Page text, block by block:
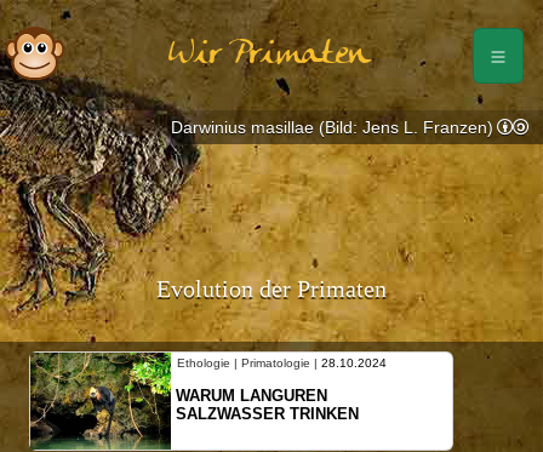
Wir Primaten
Evolution der Primaten
Ethologie | Primatologie | 28.10.2024
WARUM LANGUREN
SALZWASSER TRINKEN
Darwinius masillae (Bild: Jens L. Franzen)